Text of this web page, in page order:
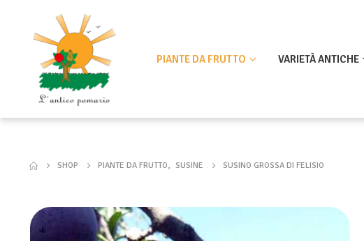
PIANTE DA FRUTTO VARIETÀ ANTICHE
SHOP PIANTE DA FRUTTO, SUSINE SUSINO GROSSA DI FELISIO